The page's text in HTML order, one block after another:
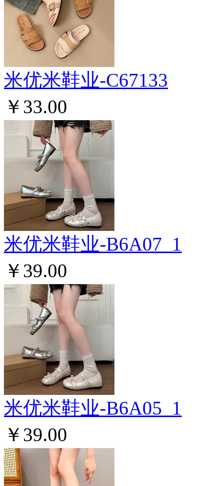
米优米鞋业-C67133
￥33.00
米优米鞋业-B6A07_1
￥39.00
米优米鞋业-B6A05_1
￥39.00